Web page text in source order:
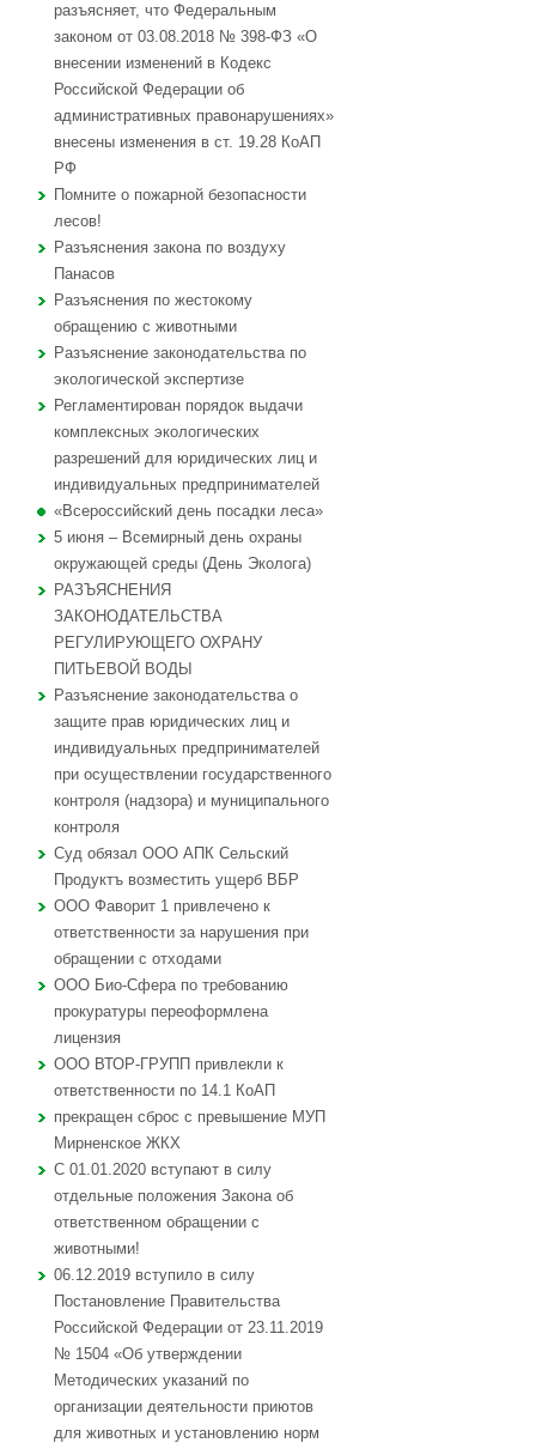
разъясняет, что Федеральным
законом от 03.08.2018 № 398-ФЗ «О
внесении изменений в Кодекс
Российской Федерации об
административных правонарушениях»
внесены изменения в ст. 19.28 КоАП
РФ
Помните о пожарной безопасности
лесов!
Разъяснения закона по воздуху
Панасов
Разъяснения по жестокому
обращению с животными
Разъяснение законодательства по
экологической экспертизе
Регламентирован порядок выдачи
комплексных экологических
разрешений для юридических лиц и
индивидуальных предпринимателей
«Всероссийский день посадки леса»
5 июня – Всемирный день охраны
окружающей среды (День Эколога)
РАЗЪЯСНЕНИЯ
ЗАКОНОДАТЕЛЬСТВА
РЕГУЛИРУЮЩЕГО ОХРАНУ
ПИТЬЕВОЙ ВОДЫ
Разъяснение законодательства о
защите прав юридических лиц и
индивидуальных предпринимателей
при осуществлении государственного
контроля (надзора) и муниципального
контроля
Суд обязал ООО АПК Сельский
Продуктъ возместить ущерб ВБР
ООО Фаворит 1 привлечено к
ответственности за нарушения при
обращении с отходами
ООО Био-Сфера по требованию
прокуратуры переоформлена
лицензия
ООО ВТОР-ГРУПП привлекли к
ответственности по 14.1 КоАП
прекращен сброс с превышение МУП
Мирненское ЖКХ
С 01.01.2020 вступают в силу
отдельные положения Закона об
ответственном обращении с
животными!
06.12.2019 вступило в силу
Постановление Правительства
Российской Федерации от 23.11.2019
№ 1504 «Об утверждении
Методических указаний по
организации деятельности приютов
для животных и установлению норм